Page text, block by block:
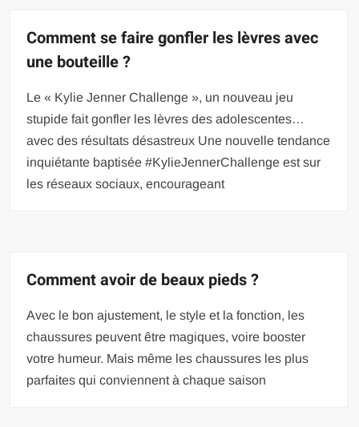
Comment se faire gonfler les lèvres avec
une bouteille ?
Le « Kylie Jenner Challenge », un nouveau jeu
stupide fait gonfler les lèvres des adolescentes…
avec des résultats désastreux Une nouvelle tendance
inquiétante baptisée #KylieJennerChallenge est sur
les réseaux sociaux, encourageant
Comment avoir de beaux pieds ?
Avec le bon ajustement, le style et la fonction, les
chaussures peuvent être magiques, voire booster
votre humeur. Mais même les chaussures les plus
parfaites qui conviennent à chaque saison